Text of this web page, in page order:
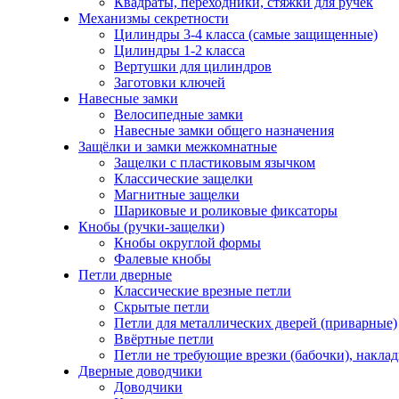
Механизмы секретности
Цилиндры 3-4 класса (самые защищенные)
Цилиндры 1-2 класса
Вертушки для цилиндров
Заготовки ключей
Навесные замки
Велосипедные замки
Навесные замки общего назначения
Защёлки и замки межкомнатные
Защелки с пластиковым язычком
Классические защелки
Магнитные защелки
Шариковые и роликовые фиксаторы
Кнобы (ручки-защелки)
Кнобы округлой формы
Фалевые кнобы
Петли дверные
Классические врезные петли
Скрытые петли
Петли для металлических дверей (приварные)
Ввёртные петли
Петли не требующие врезки (бабочки),
Дверные доводчики
Доводчики